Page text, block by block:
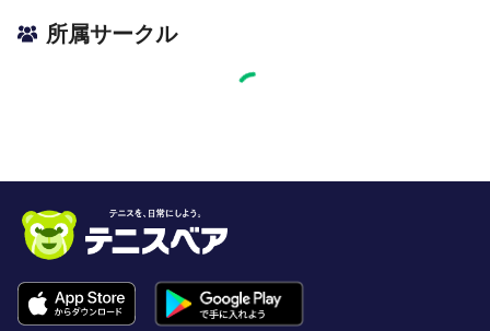
所属サークル